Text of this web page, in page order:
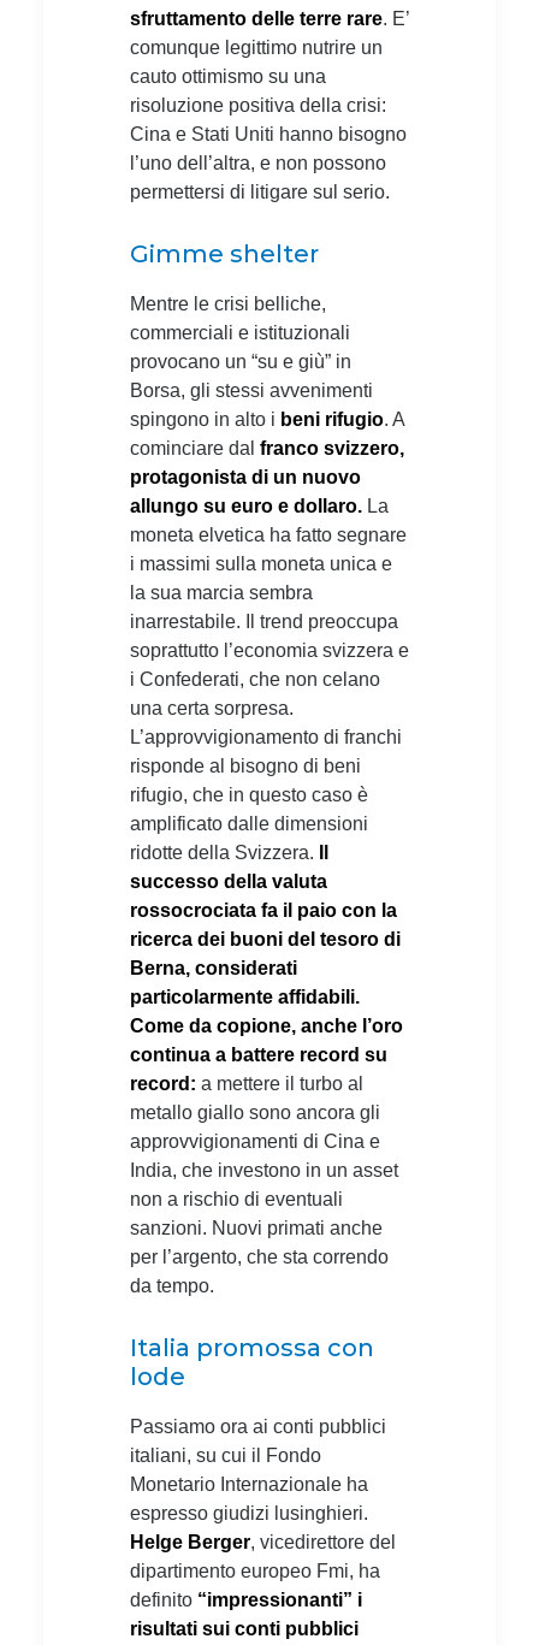
sfruttamento delle terre rare. E’
comunque legittimo nutrire un
cauto ottimismo su una
risoluzione positiva della crisi:
Cina e Stati Uniti hanno bisogno
l’uno dell’altra, e non possono
permettersi di litigare sul serio.
Gimme shelter
Mentre le crisi belliche,
commerciali e istituzionali
provocano un “su e giù” in
Borsa, gli stessi avvenimenti
spingono in alto i beni rifugio. A
cominciare dal franco svizzero,
protagonista di un nuovo
allungo su euro e dollaro. La
moneta elvetica ha fatto segnare
i massimi sulla moneta unica e
la sua marcia sembra
inarrestabile. Il trend preoccupa
soprattutto l’economia svizzera e
i Confederati, che non celano
una certa sorpresa.
L’approvvigionamento di franchi
risponde al bisogno di beni
rifugio, che in questo caso è
amplificato dalle dimensioni
ridotte della Svizzera.
successo della valuta
rossocrociata fa il paio con la
ricerca dei buoni del tesoro di
Berna, considerati
particolarmente affidabili.
Come da copione, anche l’oro
continua a battere record su
record: a mettere il turbo al
metallo giallo sono ancora gli
approvvigionamenti di Cina e
India, che investono in un asset
non a rischio di eventuali
sanzioni. Nuovi primati anche
per l’argento, che sta correndo
da tempo.
Italia promossa con
lode
Passiamo ora ai conti pubblici
italiani, su cui il Fondo
Monetario Internazionale ha
espresso giudizi lusinghieri.
Helge Berger, vicedirettore del
dipartimento europeo Fmi, ha
definito “impressionanti” i
risultati sui conti pubblici